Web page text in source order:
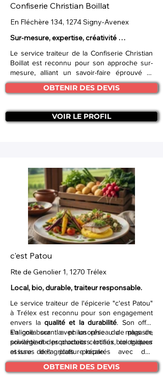
Confiserie Christian Boillat
En Fléchère 134, 1274 Signy-Avenex
Sur-mesure, expertise, créativité
événementielle unique.
Le service traiteur de la Confiserie Christian
Boillat est reconnu pour son approche sur-
mesure, alliant un savoir-faire éprouvé et
une grandecréativité. Fort d'une longue
expérience dans l'accompagnement
prestation compétente et degrande qualité.
L'objectif principal est de permettre aux
OBTENIR DES DEVIS
VOIR LE PROFIL
c'est Patou
Rte de Genolier 1, 1270 Trélex
Local, bio, durable, traiteur responsable.
Le service traiteur de l'épicerie "c'est Patou"
à Trélex est reconnu pour son engagement
envers la qualité et la durabilité. Son offre
s'aligne sur la philosophie du magasin,
privilégiant des produits certifiés biologiques
et issus de l'agriculture locale.
En collaborant avec un réseau de plus de
soixante-dix producteurs locaux, ce traiteur
assure des plats préparés avec des
ingrédientsfrais et de saison, contribuant
ainsi à réduire l'empreinte écologique. C'est
OBTENIR DES DEVIS